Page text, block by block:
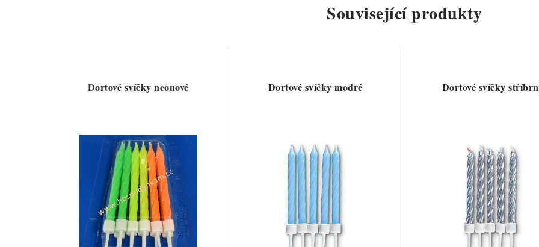
Související produkty
Dortové svíčky neonové Dortové svíčky modré Dortové svíčky